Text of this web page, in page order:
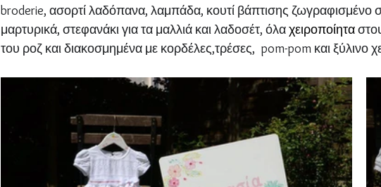
Μονόγραμμα Αυτοκίνητο/ Αεροπλάνο Ονειροπαγίδα Διάφορα
Ελεφαντάκι Ζωάκια δάσους Ζωάκια ζούγκλας - σαφάρι
broderie, ασορτί λαδόπανα, λαμπάδα, κουτί βάπτισης ζωγραφισμένο
μαρτυρικά, στεφανάκι για τα μαλλιά και λαδοσέτ, όλα χειροποίητα
του ροζ και διακοσμημένα με κορδέλες,τρέσες,  pom-pom και ξύλινο